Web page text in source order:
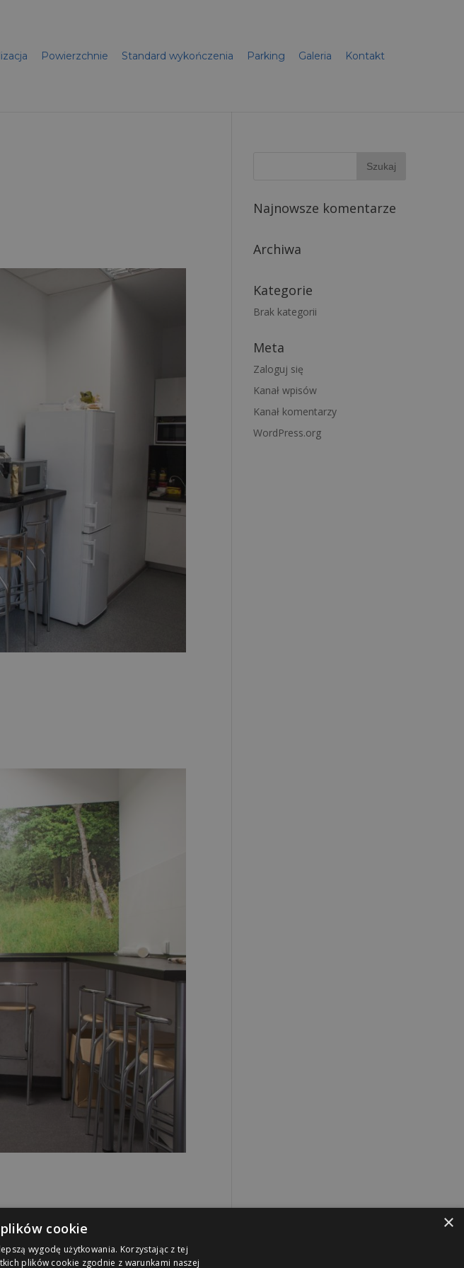
Powierzchnie Standard wykończenia Parking Galeria Kontakt
Najnowsze komentarze
Archiwa
Kategorie
Brak kategorii
Meta
Zaloguj się
Kanał wpisów
Kanał komentarzy
WordPress.org
×
cookie
wygodę użytkowania. Korzystając z tej
plików cookie zgodnie z warunkami naszej